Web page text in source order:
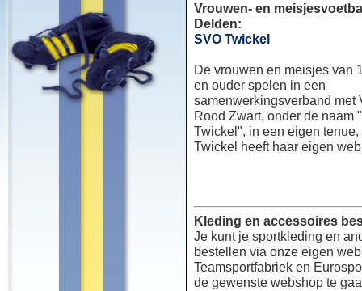
Vrouwen- en
Delden:
SVO Twickel
De vrouwen en meisjes van
en ouder spelen in een
samenwerkingsverband met
Rood Zwart, onder de naam
Twickel", in een eigen
Twickel heeft haar eigen
Kleding en accessoires
Je kunt je sportkleding en
bestellen via onze eigen
Teamsportfabriek en
de gewenste webshop te